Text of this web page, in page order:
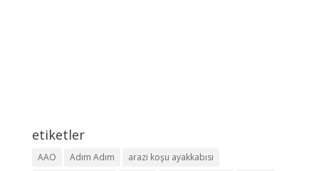
etiketler
AAO Adım Adım
arazi koşu ayakkabısı